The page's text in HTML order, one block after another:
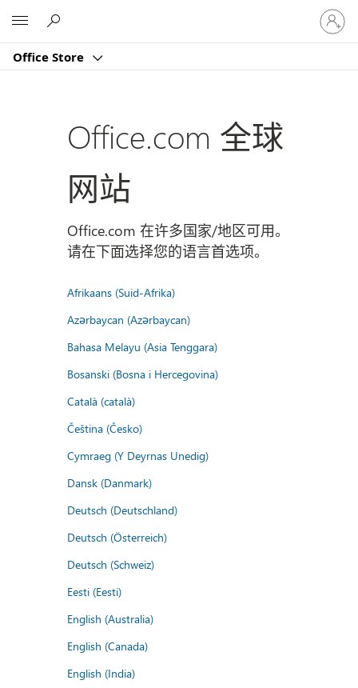
Office Store
请
登
录
Office.com 全球
网站
Office.com 在许多国家/地区可用。
请在下面选择您的语言首选项。
Afrikaans (Suid-Afrika)
Azərbaycan (Azərbaycan)
Bahasa Melayu (Asia Tenggara)
Bosanski (Bosna i Hercegovina)
Català (català)
Čeština (Česko)
Cymraeg (Y Deyrnas Unedig)
Dansk (Danmark)
Deutsch (Deutschland)
Deutsch (Österreich)
Deutsch (Schweiz)
Eesti (Eesti)
English (Australia)
English (Canada)
English (India)